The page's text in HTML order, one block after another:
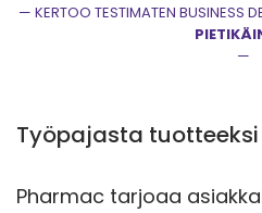
KERTOO TESTIMATEN BUSINESS
Työpajasta tuotteeksi
Pharmac tarjoaa